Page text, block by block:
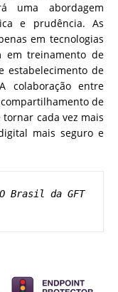
uma abordagem
e prudência. As
em tecnologias
em treinamento de
estabelecimento de
colaboração entre
de
cada vez mais
mais seguro e
Brasil da GFT